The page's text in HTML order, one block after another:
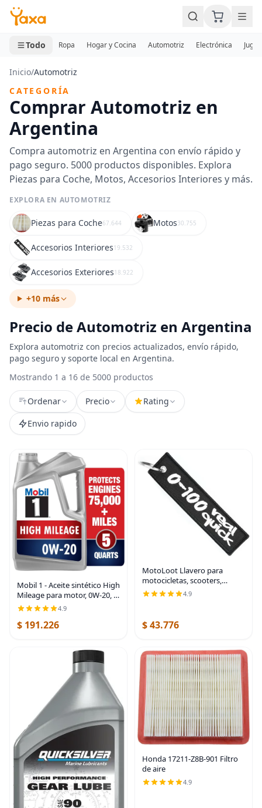
MINI CARRITO
0 productos
Todo Ropa Hogar y Cocina Automotriz Electrónica
Inicio/Automotriz
CATEGORÍA
Comprar Automotriz en
Argentina
Compra automotriz en Argentina con envío rápido y
pago seguro. 5000 productos disponibles. Explora
Piezas para Coche, Motos, Accesorios Interiores y más.
EXPLORA EN AUTOMOTRIZ
Piezas para Coche67.644 Motos30.755
Accesorios Interiores19.532
Accesorios Exteriores18.922
+10 más
Precio de Automotriz en Argentina
Explora automotriz con precios actualizados, envío rápido,
pago seguro y soporte local en Argentina.
Mostrando 1 a 16 de 5000 productos
Ordenar Precio
Rating
Envio rapido
Mobil 1 - Aceite sintético High
Mileage para motor, 0W-20, 5
cuartos de galón, gris
4.9
$ 191.226
MotoLoot Llavero para
motocicletas, scooters,
coches y regalos
4.9
$ 43.776
Honda 17211-Z8B-901 Filtro
de aire
4.9